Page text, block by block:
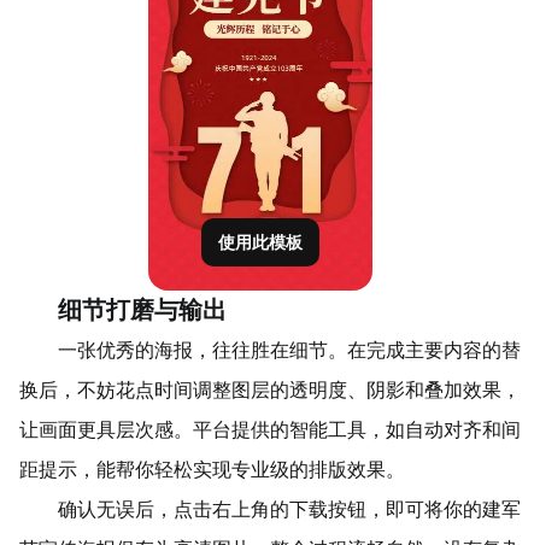
使用此模板
细节打磨与输出
一张优秀的海报，往往胜在细节。在完成主要内容的替
换后，不妨花点时间调整图层的透明度、阴影和叠加效果，
让画面更具层次感。平台提供的智能工具，如自动对齐和间
距提示，能帮你轻松实现专业级的排版效果。
确认无误后，点击右上角的下载按钮，即可将你的建军